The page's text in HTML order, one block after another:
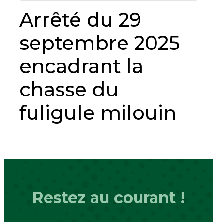
Arrêté du 29
septembre 2025
encadrant la
chasse du
fuligule milouin
Restez au courant !